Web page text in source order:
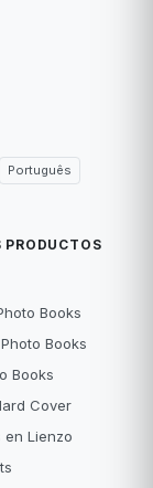
Português
PRODUCTOS
Books
Books
Books
Cover
en Lienzo